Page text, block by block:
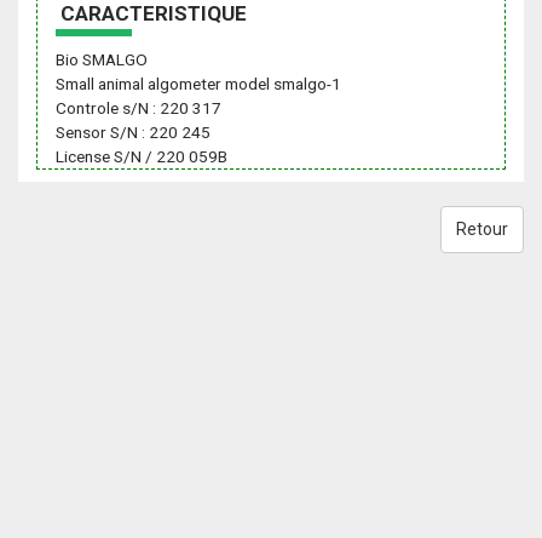
CARACTERISTIQUE
Bio SMALGO
Small animal algometer model smalgo-1
Controle s/N : 220 317
Sensor S/N : 220 245
License S/N / 220 059B
Retour